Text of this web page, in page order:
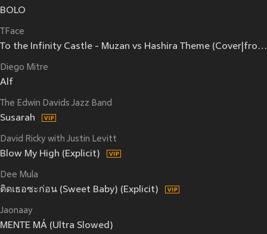
BOLO
TFace
To the Infinity Castle - Muzan vs Hashira Theme (Cover|from "Demon Slayer")
Diego Mitre
Alf
The Edwin Davids Jazz Band
Susarah
David Ricky with Justin Levitt
Blow My High (Explicit)
Dee Mula
ติดเธอซะก่อน (Sweet Baby) (Explicit)
Jaonaay
MENTE MÁ (Ultra Slowed)